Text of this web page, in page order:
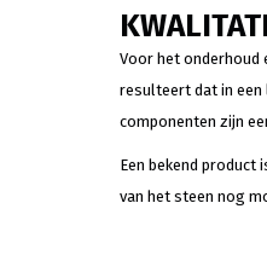
Voor het onderhoud
resulteert dat in een
componenten zijn
Een bekend product
van het steen nog